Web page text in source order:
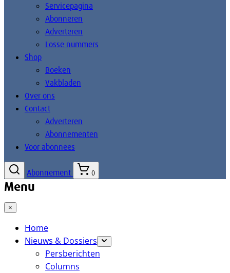
Servicepagina
Abonneren
Adverteren
Losse nummers
Shop
Boeken
Vakbladen
Over ons
Contact
Adverteren
Abonnementen
Voor abonnees
Abonnement 0
Menu
×
Home
Nieuws & Dossiers
Persberichten
Columns